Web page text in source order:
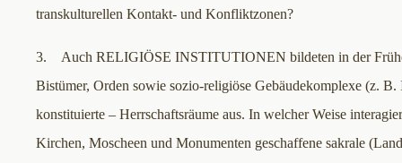
transkulturellen Kontakt- und Konfliktzonen?
3. Auch RELIGIÖSE INSTITUTIONEN bildeten in der
Bistümer, Orden sowie sozio-religiöse Gebäudekomplexe (z.
konstituierte – Herrschaftsräume aus. In welcher Weise
Kirchen, Moscheen und Monumenten geschaffene sakrale